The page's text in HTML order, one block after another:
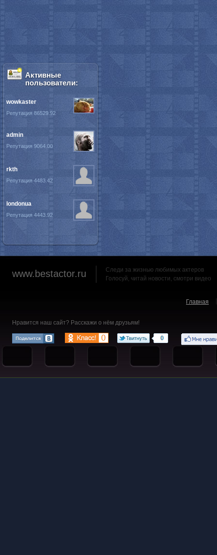
Активные
пользователи:
wowkaster
Репутация 86529.92
admin
Репутация 9064.00
rkth
Репутация 4483.42
londonua
Репутация 4443.92
www.bestactor.ru
Следи за жизнью любимых актеров
Голосуй, читай новости, смотри видео
Главная
Нравится наш сайт? Расскажи о нём друзьям!